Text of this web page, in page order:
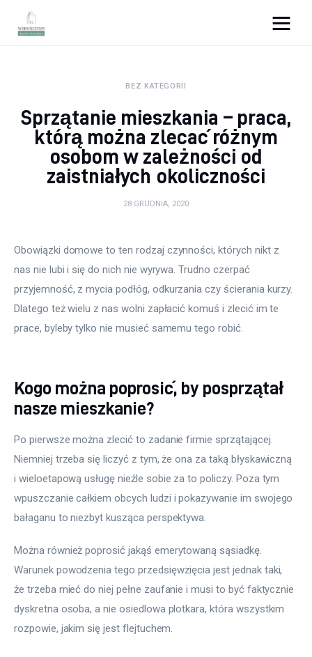
Remont
Kuchnia
Sypialnia
BEZ KATEGORII
Sprzątanie mieszkania – praca,
którą można zlecać różnym
osobom w zależności od
zaistniałych okoliczności
28 GRUDNIA, 2020
Obowiązki domowe to ten rodzaj czynności, których nikt z
nas nie lubi i się do nich nie wyrywa. Trudno czerpać
przyjemność, z mycia podłóg, odkurzania czy ścierania kurzy.
Dlatego też wielu z nas wolni zapłacić komuś i zlecić im te
prace, byleby tylko nie musieć samemu tego robić.
Kogo można poprosić, by posprzątał
nasze mieszkanie?
Po pierwsze można zlecić to zadanie firmie sprzątającej.
Niemniej trzeba się liczyć z tym, że ona za taką błyskawiczną
i wieloetapową usługę nieźle sobie za to policzy. Poza tym
wpuszczanie całkiem obcych ludzi i pokazywanie im swojego
bałaganu to niezbyt kusząca perspektywa.
Można również poprosić jakąś emerytowaną sąsiadkę.
Warunek powodzenia tego przedsięwzięcia jest jednak taki,
że trzeba mieć do niej pełne zaufanie i musi to być faktycznie
dyskretna osoba, a nie osiedlowa plotkara, która wszystkim
rozpowie, jakim się jest flejtuchem.